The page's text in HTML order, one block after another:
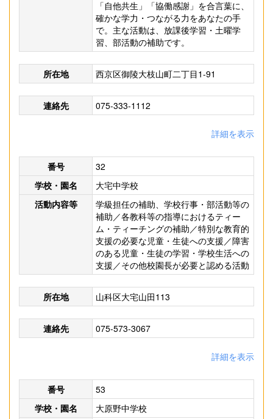
「自他共生」「協働感謝」を合言葉に、
確かな学力・つながる力をあなたの手
で。主な活動は、放課後学習・土曜学
習、部活動の補助です。
所在地 西京区御陵大枝山町二丁目1-91
連絡先 075-333-1112
詳細を表示
番号
32
学校・園名
大宅中学校
活動内容等
学級担任の補助、学校行事・部活動等の
補助／各教科等の指導におけるティー
ム・ティーチングの補助／特別な教育的
支援の必要な児童・生徒への支援／障害
のある児童・生徒の学習・学校生活への
支援／その他校園長が必要と認める活動
所在地 山科区大宅山田113
連絡先 075-573-3067
詳細を表示
番号
53
学校・園名
大原野中学校